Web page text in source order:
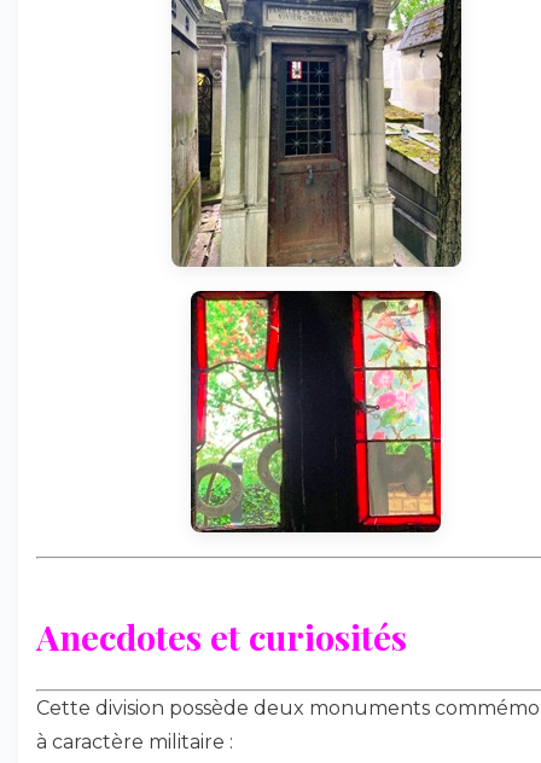
Anecdotes et curiosités
Cette division possède deux monuments
à caractère militaire :